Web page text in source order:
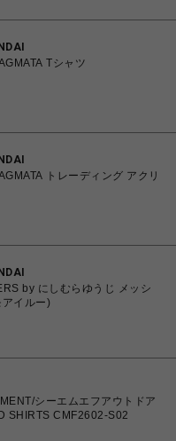
Tシャツ
トレーディング アクリ
by にしむらゆうじ メッシ
イルー)
シーエムエフアウトドア
SHIRTS CMF2602-S02